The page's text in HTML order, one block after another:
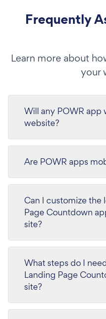
Frequently
Learn more about
your
Will any POWR app
website?
Are POWR apps
Can I customize the
Page Countdown
site?
What steps do I
Landing Page
site?